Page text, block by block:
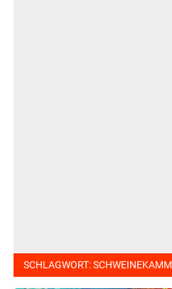
SCHLAGWORT:SCHWEINEKAMM